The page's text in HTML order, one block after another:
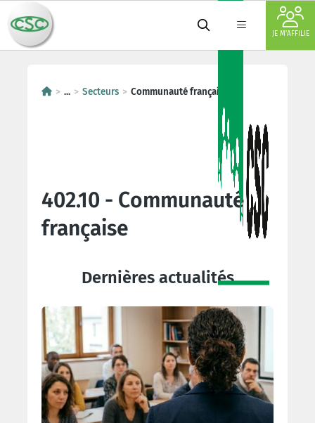
JE M'AFFILIE
... Secteurs Communauté française
402.10 - Communauté
française
Dernières actualités